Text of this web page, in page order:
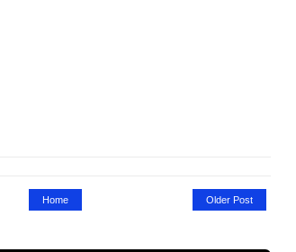
Older Post
Home